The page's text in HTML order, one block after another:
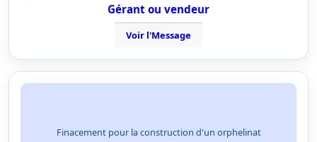
Gérant ou vendeur
Voir l'Message
Finacement pour la construction d'un orphelinat